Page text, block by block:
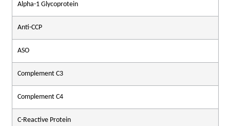
Alpha-1 Glycoprotein
Anti-CCP
ASO
Complement C3
Complement C4
C-Reactive Protein